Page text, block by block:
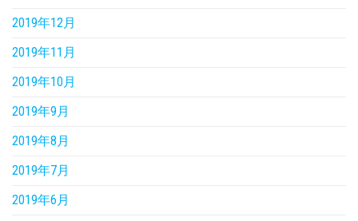
2019年12月
2019年11月
2019年10月
2019年9月
2019年8月
2019年7月
2019年6月